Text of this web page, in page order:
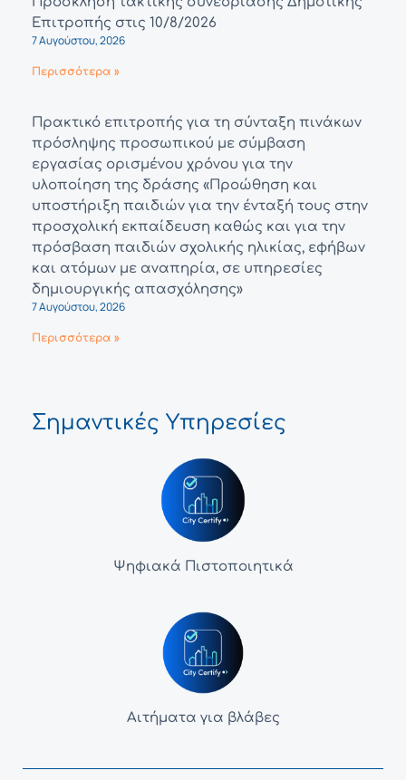
Επιτροπής στις 10/8/2026
7 Αυγούστου, 2026
Περισσότερα »
Πρακτικό επιτροπής για τη σύνταξη πινάκων
πρόσληψης προσωπικού με σύμβαση
εργασίας ορισμένου χρόνου για την
υλοποίηση της δράσης «Προώθηση και
υποστήριξη παιδιών για την ένταξή τους στην
προσχολική εκπαίδευση καθώς και για την
πρόσβαση παιδιών σχολικής ηλικίας, εφήβων
και ατόμων με αναπηρία, σε υπηρεσίες
δημιουργικής απασχόλησης»
7 Αυγούστου, 2026
Περισσότερα »
Σημαντικές Υπηρεσίες
Ψηφιακά Πιστοποιητικά
Αιτήματα για βλάβες